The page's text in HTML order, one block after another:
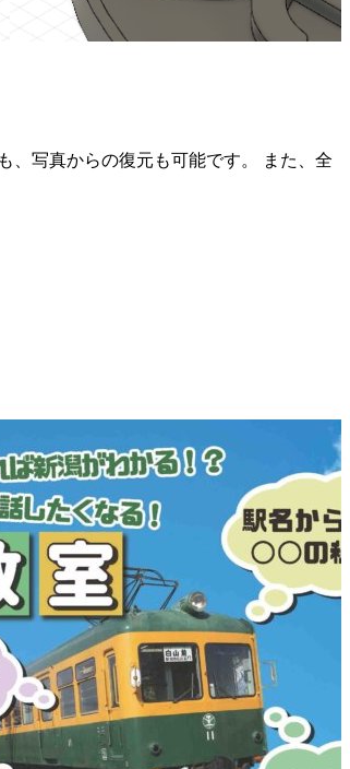
、写真からの復元も可能です。 また、全